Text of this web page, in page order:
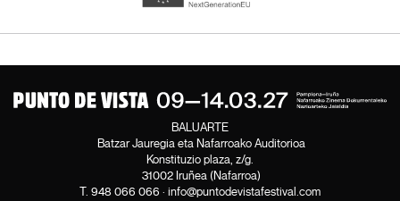
BALUARTE
Batzar Jauregia eta Nafarroako Auditorioa
Konstituzio plaza, z/g.
31002 Iruñea (Nafarroa)
T. 948 066 066 · info@puntodevistafestival.com